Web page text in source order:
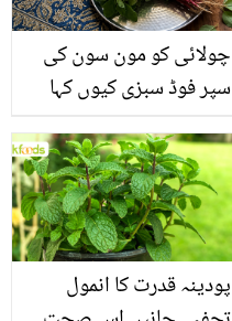
چولائی کو مون سون کی
سپر فوڈ سبزی کیوں کہا
منرلز اور اینٹی آکسیڈنٹس
سے بھرپور اس سبزی کے
فائدے
پودینہ قدرت کا انمول